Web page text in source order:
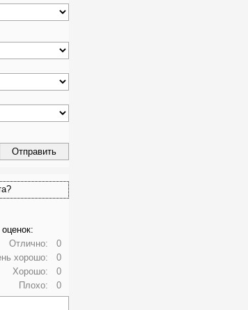
0
0
0
0
Отлично:
хорошо:
Хорошо:
Плохо: